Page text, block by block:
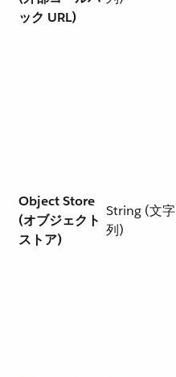
ック URL)
Object Store
(オブジェクト
ストア)
String (文字
列)